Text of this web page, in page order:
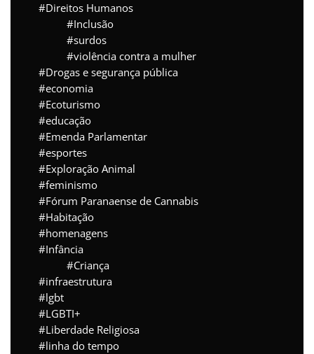
Direitos Humanos
Inclusão
surdos
violência contra a mulher
Drogas e segurança pública
economia
Ecoturismo
educação
Emenda Parlamentar
esportes
Exploração Animal
feminismo
Fórum Paranaense de Cannabis
Habitação
homenagens
Infância
Criança
infraestrutura
lgbt
LGBTI+
Liberdade Religiosa
linha do tempo